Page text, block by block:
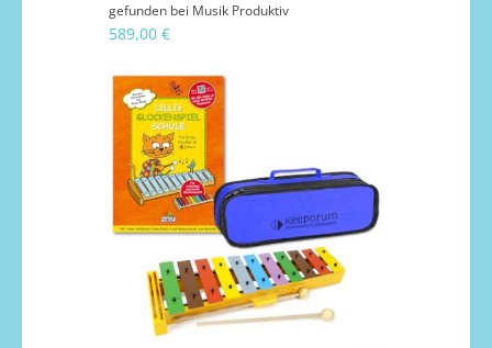
gefunden bei Musik Produktiv
589,00 €